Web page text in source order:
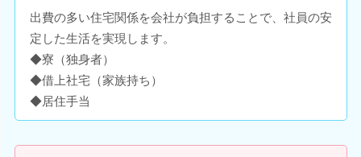
出費の多い住宅関係を会社が負担することで、社員の安
定した生活を実現します。
◆寮（独身者）
◆借上社宅（家族持ち）
◆居住手当